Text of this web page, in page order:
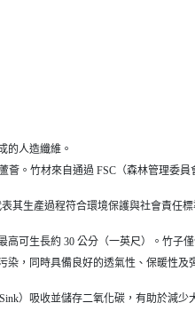
的人造纖維。
薈。竹材來自通過 FSC（森林管理委
其生產過程符合環境保護與社會責任標
高可生長約 30 公分（一英尺）。竹子
染，同時具備良好的透氣性、保暖性及
）吸收並儲存二氧化碳，有助於減